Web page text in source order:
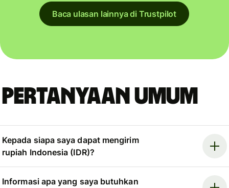
Baca ulasan lainnya di Trustpilot
Pertanyaan umum
Kepada siapa saya dapat mengirim
rupiah Indonesia (IDR)?
Informasi apa yang saya butuhkan